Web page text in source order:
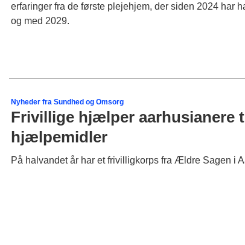
erfaringer fra de første plejehjem, der siden 2024 har
og med 2029.
Nyheder fra Sundhed og Omsorg
Frivillige hjælper aarhusianere
hjælpemidler
På halvandet år har et frivilligkorps fra Ældre Sagen i